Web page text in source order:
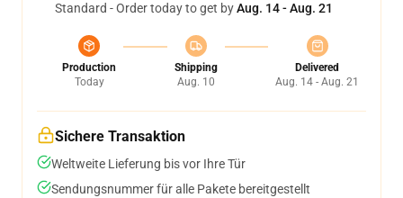
Standard - Order today to get byAug. 14 - Aug. 21
Production
Today
Shipping
Aug. 10
Delivered
Aug. 14 - Aug. 21
Sichere Transaktion
Weltweite Lieferung bis vor Ihre Tür
Sendungsnummer für alle Pakete bereitgestellt